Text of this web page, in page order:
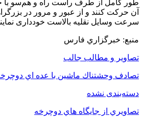
طور کامل از طرف راست راه و هم‌سو با
آن حرکت کنند و از عبور و مرور در
سرعت وسایل نقلیه بالاست خودداری
منبع: خبرگزاري فارس
تصاویر و مطالب جالب
تصادف وحشتناك ماشين با عده اي
دسته‌بندی نشده
تصاويري از جايگاه هاي دوچرخه